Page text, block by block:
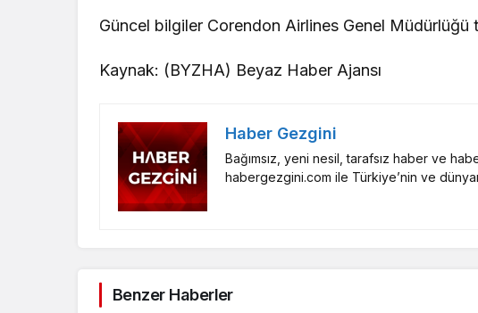
Güncel bilgiler Corendon Airlines Genel Müdürlüğü
Kaynak: (BYZHA) Beyaz Haber Ajansı
Haber Gezgini
Bağımsız, yeni nesil, tarafsız haber ve
habergezgini.com ile Türkiye’nin ve
Benzer Haberler